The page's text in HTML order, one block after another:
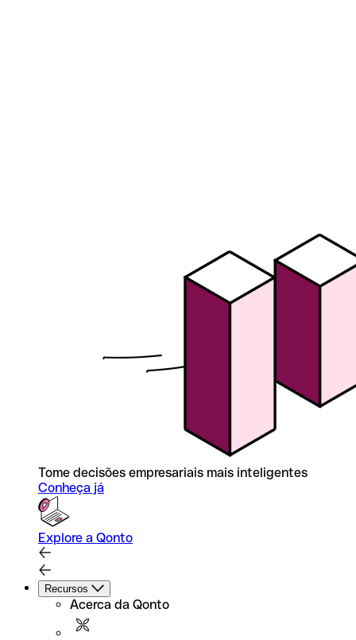
Tome decisões empresariais mais inteligentes
Conheça já
Explore a Qonto
Recursos
Acerca da Qonto